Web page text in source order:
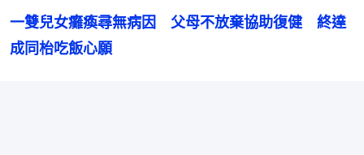
一雙兒女癱瘓尋無病因　父母不放棄協助復健　終達
成同枱吃飯心願